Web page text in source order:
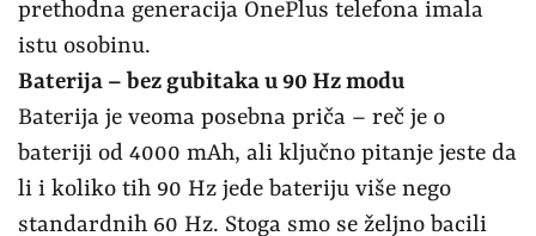
prethodna generacija OnePlus telefona imala
istu osobinu.
Baterija – bez gubitaka u 90 Hz modu
Baterija je veoma posebna priča – reč je o
bateriji od 4000 mAh, ali ključno pitanje jeste da
li i koliko tih 90 Hz jede bateriju više nego
standardnih 60 Hz. Stoga smo se željno bacili